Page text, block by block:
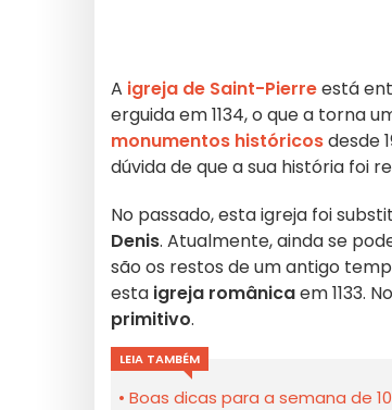
A igreja de Saint-Pierreestá
erguida em 1134, o que a torna
monumentos históricosdesde
dúvida de que a sua história foi
No passado, esta igreja foi
Denis. Atualmente, ainda se
são os restos de um antigo
esta igreja românicaem 1133.
primitivo.
LEIA TAMBÉM
Boas dicas para a semana de